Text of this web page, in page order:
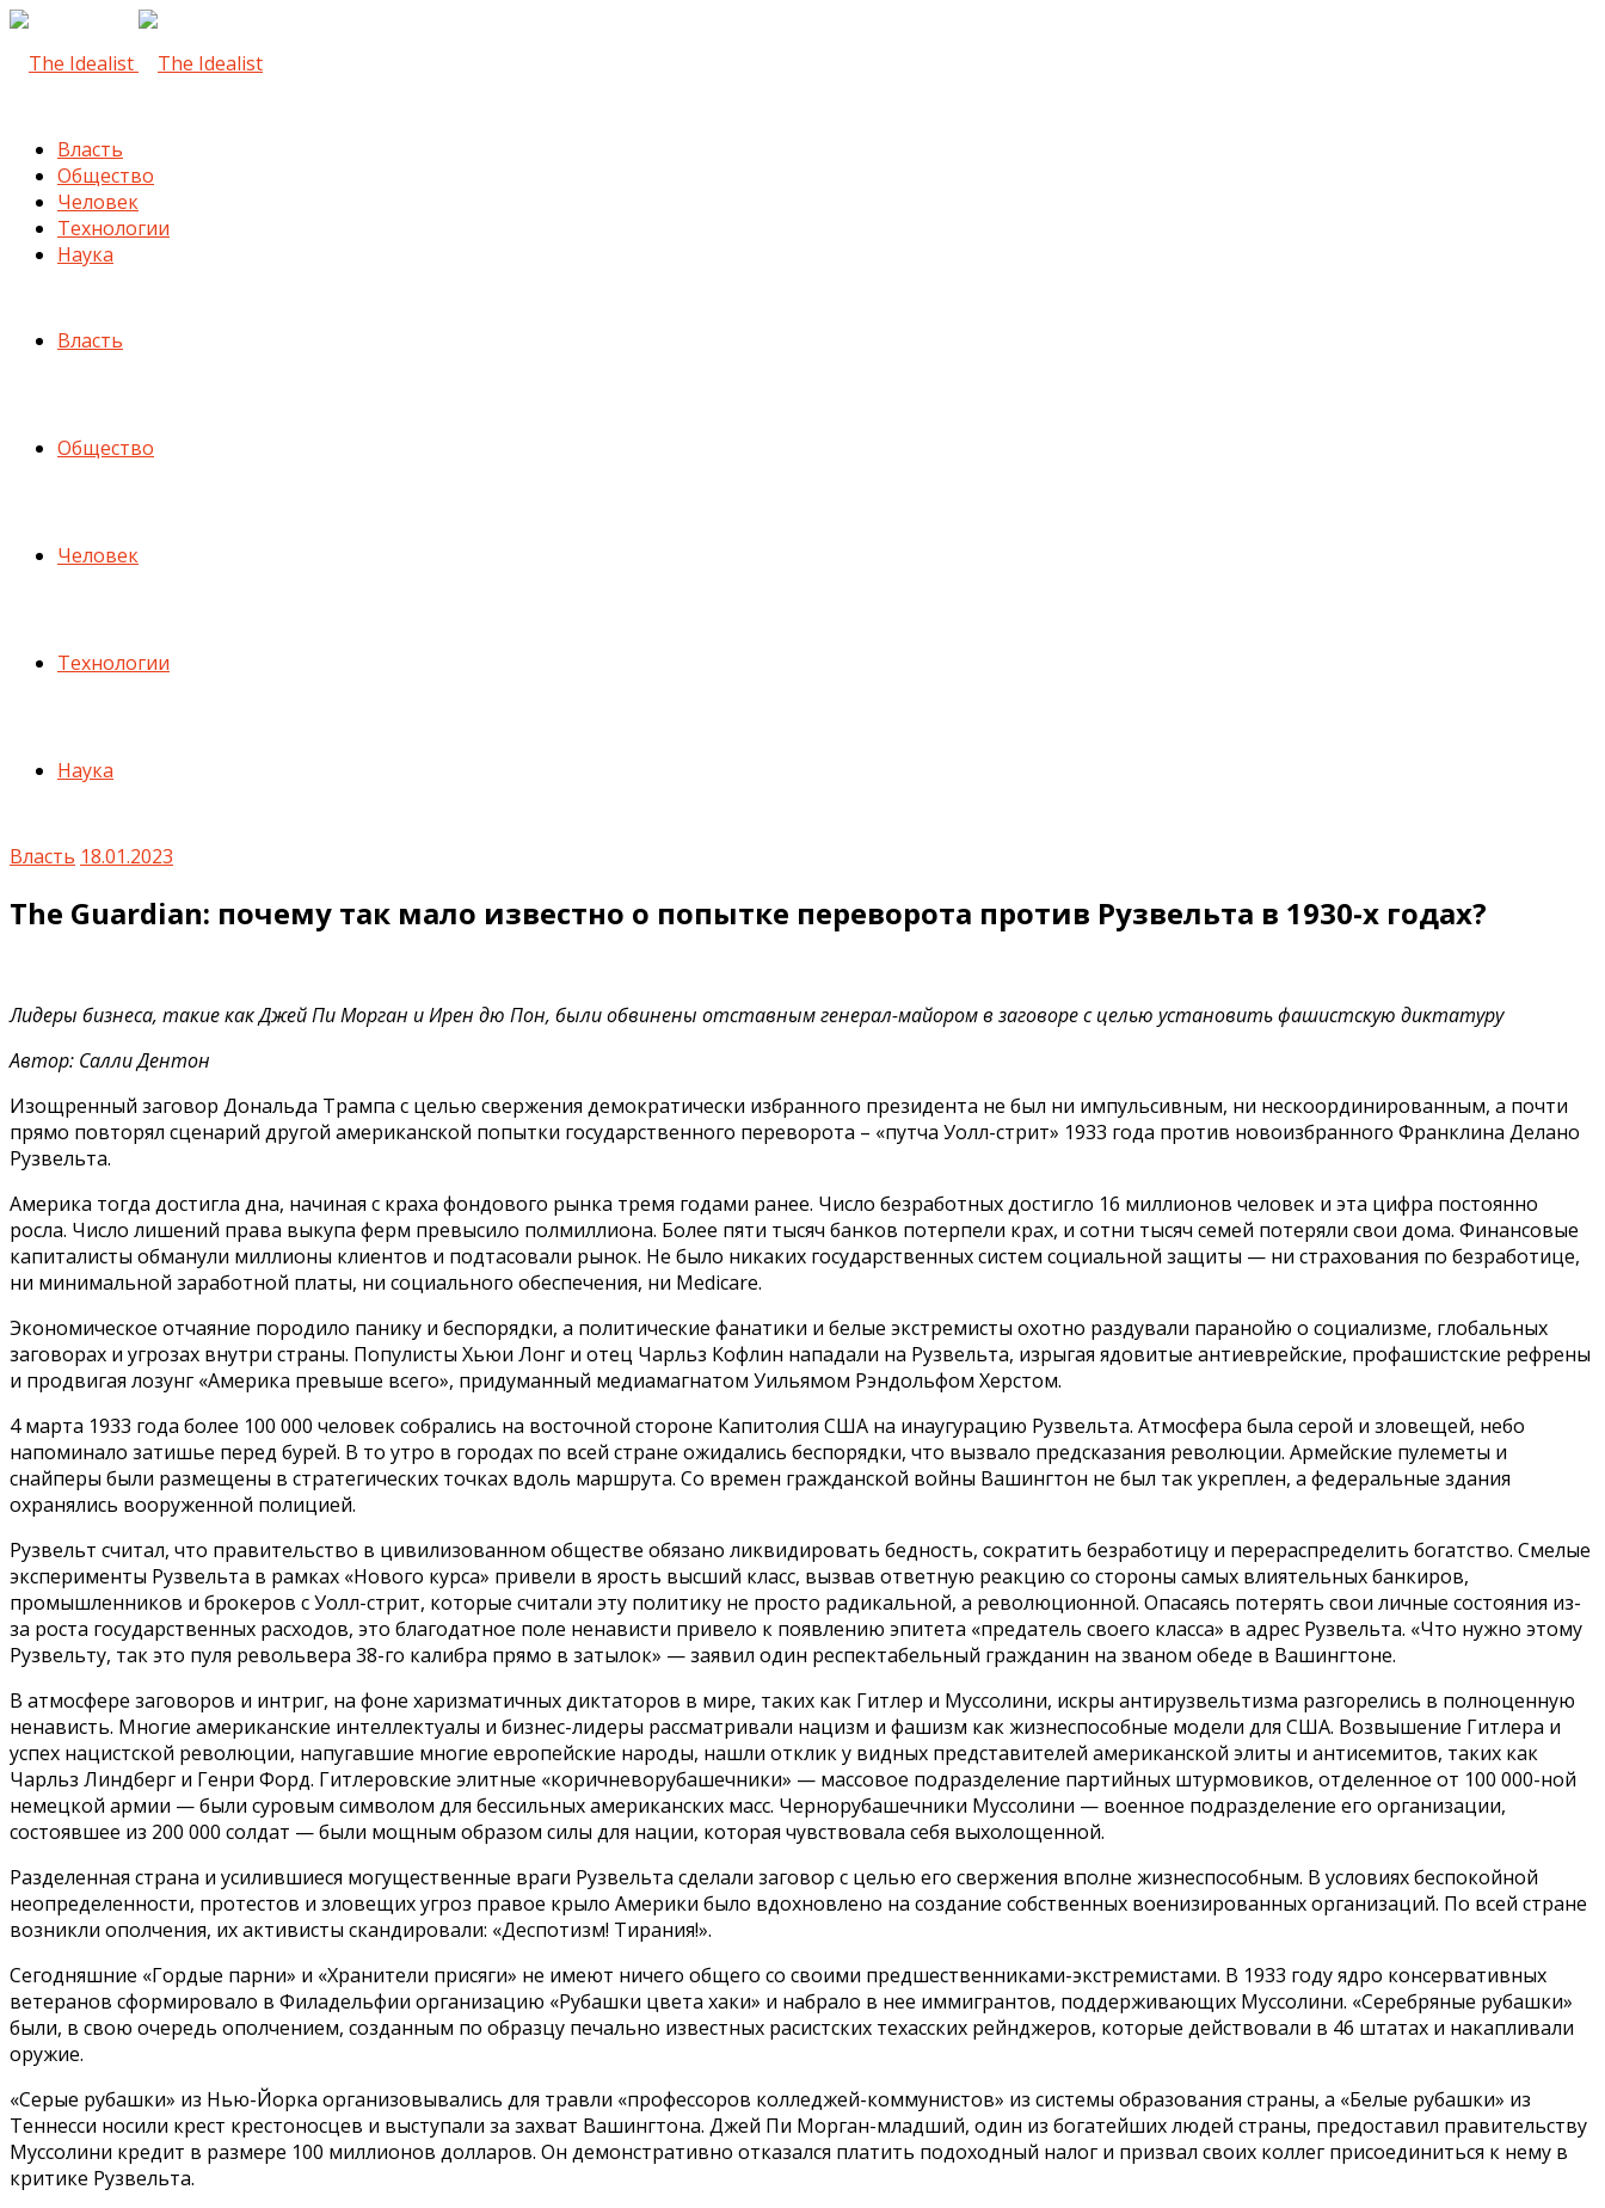
Власть
Общество
Человек
Технологии
Наука
Власть
Общество
Человек
Технологии
Наука
Власть 18.01.2023
The Guardian: почему так мало известно о попытке переворота против Рузвельта в 1930-х годах?
Лидеры бизнеса, такие как Джей Пи Морган и Ирен дю Пон, были обвинены отставным генерал-майором в заговоре с целью установить фашистскую диктатуру
Автор: Салли Дентон
Изощренный заговор Дональда Трампа с целью свержения демократически избранного президента не был ни импульсивным, ни нескоординированным, а почти
прямо повторял сценарий другой американской попытки государственного переворота – «путча Уолл-стрит» 1933 года против новоизбранного Франклина Делано
Рузвельта.
Америка тогда достигла дна, начиная с краха фондового рынка тремя годами ранее. Число безработных достигло 16 миллионов человек и эта цифра постоянно
росла. Число лишений права выкупа ферм превысило полмиллиона. Более пяти тысяч банков потерпели крах, и сотни тысяч семей потеряли свои дома. Финансовые
капиталисты обманули миллионы клиентов и подтасовали рынок. Не было никаких государственных систем социальной защиты — ни страхования по безработице,
ни минимальной заработной платы, ни социального обеспечения, ни Medicare.
Экономическое отчаяние породило панику и беспорядки, а политические фанатики и белые экстремисты охотно раздували паранойю о социализме, глобальных
заговорах и угрозах внутри страны. Популисты Хьюи Лонг и отец Чарльз Кофлин нападали на Рузвельта, изрыгая ядовитые антиеврейские, профашистские рефрены
и продвигая лозунг «Америка превыше всего», придуманный медиамагнатом Уильямом Рэндольфом Херстом.
4 марта 1933 года более 100 000 человек собрались на восточной стороне Капитолия США на инаугурацию Рузвельта. Атмосфера была серой и зловещей, небо
напоминало затишье перед бурей. В то утро в городах по всей стране ожидались беспорядки, что вызвало предсказания революции. Армейские пулеметы и
снайперы были размещены в стратегических точках вдоль маршрута. Со времен гражданской войны Вашингтон не был так укреплен, а федеральные здания
охранялись вооруженной полицией.
Рузвельт считал, что правительство в цивилизованном обществе обязано ликвидировать бедность, сократить безработицу и перераспределить богатство. Смелые
эксперименты Рузвельта в рамках «Нового курса» привели в ярость высший класс, вызвав ответную реакцию со стороны самых влиятельных банкиров,
промышленников и брокеров с Уолл-стрит, которые считали эту политику не просто радикальной, а революционной. Опасаясь потерять свои личные состояния из-
за роста государственных расходов, это благодатное поле ненависти привело к появлению эпитета «предатель своего класса» в адрес Рузвельта. «Что нужно этому
Рузвельту, так это пуля револьвера 38-го калибра прямо в затылок» — заявил один респектабельный гражданин на званом обеде в Вашингтоне.
В атмосфере заговоров и интриг, на фоне харизматичных диктаторов в мире, таких как Гитлер и Муссолини, искры антирузвельтизма разгорелись в полноценную
ненависть. Многие американские интеллектуалы и бизнес-лидеры рассматривали нацизм и фашизм как жизнеспособные модели для США. Возвышение Гитлера и
успех нацистской революции, напугавшие многие европейские народы, нашли отклик у видных представителей американской элиты и антисемитов, таких как
Чарльз Линдберг и Генри Форд. Гитлеровские элитные «коричневорубашечники» — массовое подразделение партийных штурмовиков, отделенное от 100 000-ной
немецкой армии — были суровым символом для бессильных американских масс. Чернорубашечники Муссолини — военное подразделение его организации,
состоявшее из 200 000 солдат — были мощным образом силы для нации, которая чувствовала себя выхолощенной.
Разделенная страна и усилившиеся могущественные враги Рузвельта сделали заговор с целью его свержения вполне жизнеспособным. В условиях беспокойной
неопределенности, протестов и зловещих угроз правое крыло Америки было вдохновлено на создание собственных военизированных организаций. По всей стране
возникли ополчения, их активисты скандировали: «Деспотизм! Тирания!».
Сегодняшние «Гордые парни» и «Хранители присяги» не имеют ничего общего со своими предшественниками-экстремистами. В 1933 году ядро консервативных
ветеранов сформировало в Филадельфии организацию «Рубашки цвета хаки» и набрало в нее иммигрантов, поддерживающих Муссолини. «Серебряные рубашки»
были, в свою очередь ополчением, созданным по образцу печально известных расистских техасских рейнджеров, которые действовали в 46 штатах и накапливали
оружие.
«Серые рубашки» из Нью-Йорка организовывались для травли «профессоров колледжей-коммунистов» из системы образования страны, а «Белые рубашки» из
Теннесси носили крест крестоносцев и выступали за захват Вашингтона. Джей Пи Морган-младший, один из богатейших людей страны, предоставил правительству
Муссолини кредит в размере 100 миллионов долларов. Он демонстративно отказался платить подоходный налог и призвал своих коллег присоединиться к нему в
критике Рузвельта.